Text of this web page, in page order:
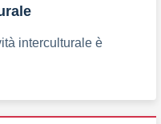
interculturale è